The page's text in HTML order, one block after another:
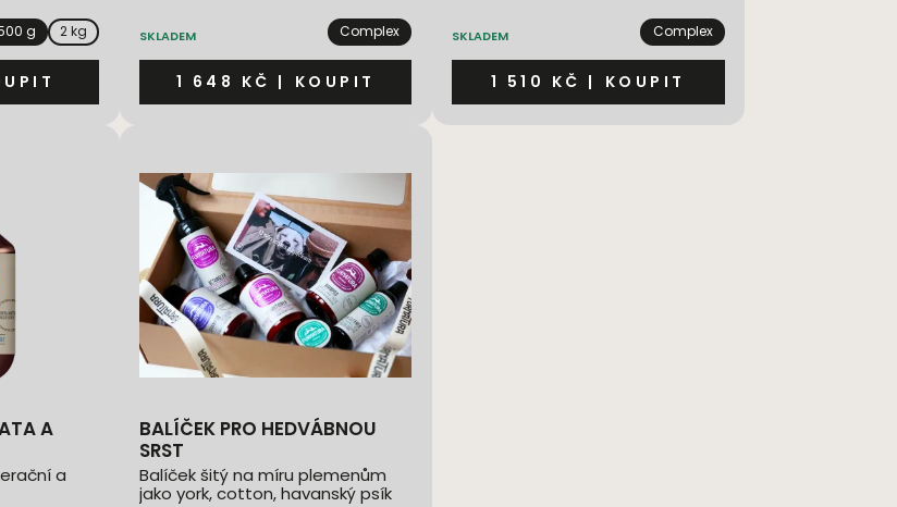
g 2 kg SKLADEM Complex
1 648 KČ | KOUPIT
SKLADEM Complex
1 510 KČ | KOUPIT
a
BALÍČEK PRO HEDVÁBNOU
SRST
Balíček šitý na míru plemenům
jako york, cotton, havanský psík